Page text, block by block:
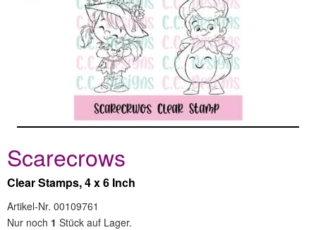
Scarecrows
Clear Stamps, 4 x 6 Inch
Artikel-Nr. 00109761
Nur noch 1 Stück auf Lager.